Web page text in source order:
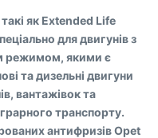
як Extended Life
для двигунів з
режимом, якими є
та дизельні двигуни
вантажівок та
транспорту.
антифризів Opet